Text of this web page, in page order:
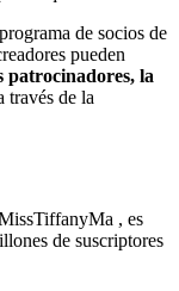
de socios de
pueden
patrocinadores, la
través de la
, es
de suscriptores